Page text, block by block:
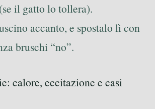
(se il gatto lo tollera).
accanto, e spostalo lì con
bruschi “no”.
calore, eccitazione e casi